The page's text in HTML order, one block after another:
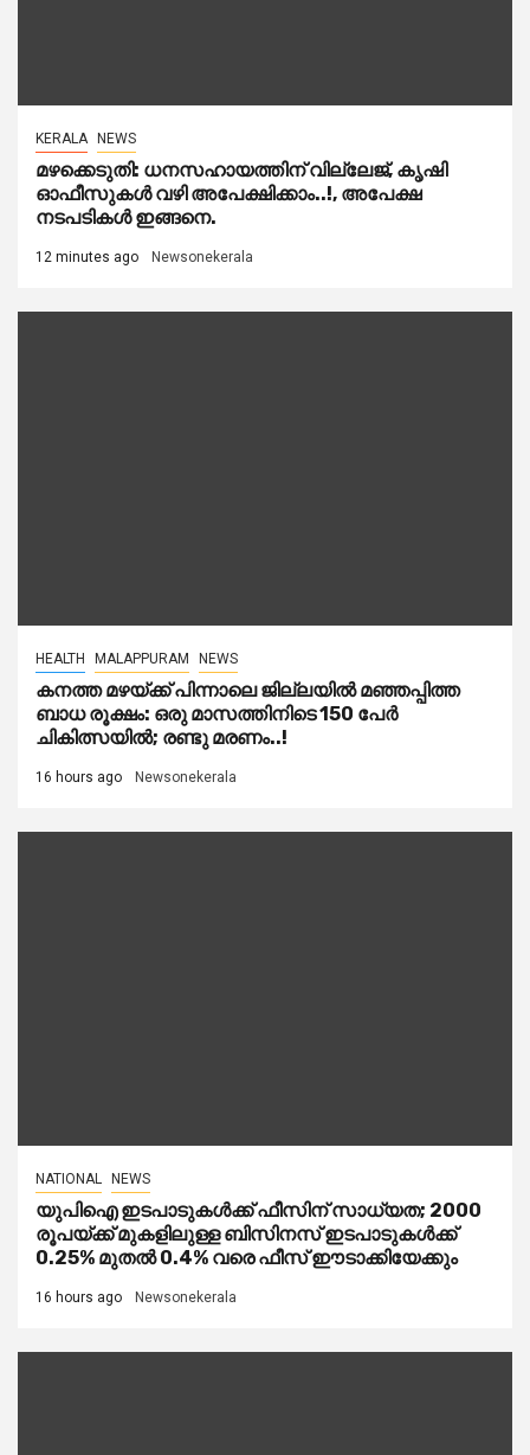
KERALA NEWS
മഴക്കെടുതി: ധനസഹായത്തിന് വില്ലേജ്, കൃഷി
ഓഫീസുകൾ വഴി അപേക്ഷിക്കാം..!, അപേക്ഷ
നടപടികൾ ഇങ്ങനെ.
12 minutes ago Newsonekerala
HEALTH MALAPPURAM NEWS
കനത്ത മഴയ്‌ക്ക് പിന്നാലെ ജില്ലയിൽ മഞ്ഞപ്പിത്ത
ബാധ രൂക്ഷം: ഒരു മാസത്തിനിടെ 150 പേർ
ചികിത്സയിൽ; രണ്ടു മരണം..!
16 hours ago Newsonekerala
NATIONAL NEWS
യുപിഐ ഇടപാടുകൾക്ക് ഫീസിന് സാധ്യത; 2000
രൂപയ്ക്ക് മുകളിലുള്ള ബിസിനസ് ഇടപാടുകൾക്ക്
0.25% മുതൽ 0.4% വരെ ഫീസ് ഈടാക്കിയേക്കും
16 hours ago Newsonekerala